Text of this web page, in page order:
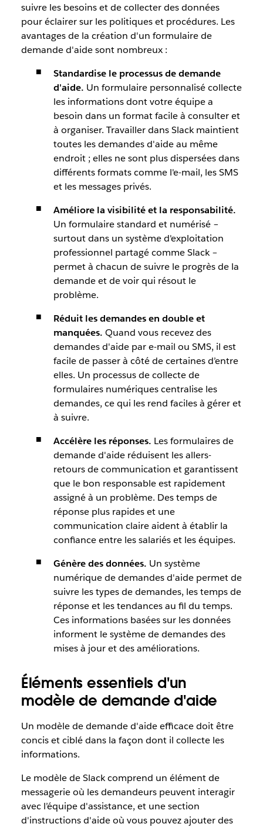
suivre les besoins et de collecter des données
pour éclairer sur les politiques et procédures. Les
avantages de la création d'un formulaire de
demande d'aide sont nombreux :
Standardise le processus de demande
d'aide. Un formulaire personnalisé collecte
les informations dont votre équipe a
besoin dans un format facile à consulter et
à organiser. Travailler dans Slack maintient
toutes les demandes d'aide au même
endroit ; elles ne sont plus dispersées dans
différents formats comme l'e-mail, les SMS
et les messages privés.
Améliore la visibilité et la responsabilité.
Un formulaire standard et numérisé –
surtout dans un système d'exploitation
professionnel partagé comme Slack –
permet à chacun de suivre le progrès de la
demande et de voir qui résout le
problème.
Réduit les demandes en double et
manquées. Quand vous recevez des
demandes d'aide par e-mail ou SMS, il est
facile de passer à côté de certaines d’entre
elles. Un processus de collecte de
formulaires numériques centralise les
demandes, ce qui les rend faciles à gérer et
à suivre.
Accélère les réponses. Les formulaires de
demande d'aide réduisent les allers-
retours de communication et garantissent
que le bon responsable est rapidement
assigné à un problème. Des temps de
réponse plus rapides et une
communication claire aident à établir la
confiance entre les salariés et les équipes.
Génère des données. Un système
numérique de demandes d'aide permet de
suivre les types de demandes, les temps de
réponse et les tendances au fil du temps.
Ces informations basées sur les données
informent le système de demandes des
mises à jour et des améliorations.
Éléments essentiels d'un
modèle de demande d'aide
Un modèle de demande d'aide efficace doit être
concis et ciblé dans la façon dont il collecte les
informations.
Le modèle de Slack comprend un élément de
messagerie où les demandeurs peuvent interagir
avec l’équipe d'assistance, et une section
d'instructions d'aide où vous pouvez ajouter des